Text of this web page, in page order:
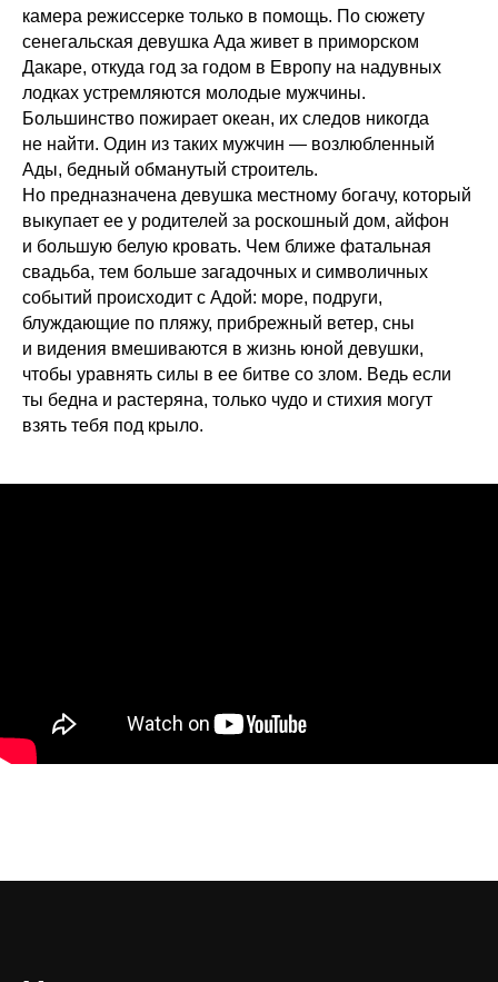
камера режиссерке только в помощь. По сюжету
сенегальская девушка Ада живет в приморском
Дакаре, откуда год за годом в Европу на надувных
лодках устремляются молодые мужчины.
Большинство пожирает океан, их следов никогда
не найти. Один из таких мужчин — возлюбленный
Ады, бедный обманутый строитель.
Но предназначена девушка местному богачу, который
выкупает ее у родителей за роскошный дом, айфон
и большую белую кровать. Чем ближе фатальная
свадьба, тем больше загадочных и символичных
событий происходит с Адой: море, подруги,
блуждающие по пляжу, прибрежный ветер, сны
и видения вмешиваются в жизнь юной девушки,
чтобы уравнять силы в ее битве со злом. Ведь если
ты бедна и растеряна, только чудо и стихия могут
взять тебя под крыло.